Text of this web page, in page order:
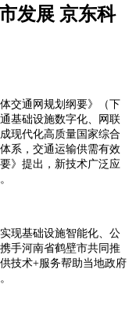
发展 京东科
交通网规划纲要》（下
基础设施数字化、网联
现代化高质量国家综合
系，交通运输供需有效
》提出，新技术广泛应
现基础设施智能化、公
手河南省鹤壁市共同推
技术+服务帮助当地政府